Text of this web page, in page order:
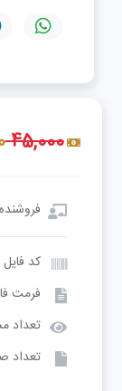
45,000
کد
فرمت
تعداد
تعداد